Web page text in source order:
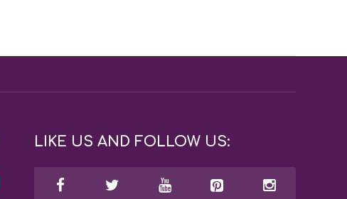
LIKE US AND FOLLOW US: